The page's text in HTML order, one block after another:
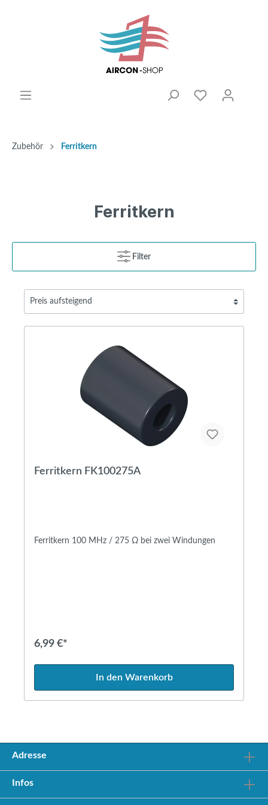
Zubehör Ferritkern
Ferritkern
Filter
Ferritkern FK100275A
Ferritkern 100 MHz / 275 Ω bei zwei Windungen
6,99 €*
In den Warenkorb
Adresse
Infos